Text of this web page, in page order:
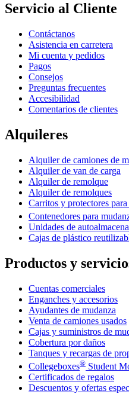
Servicio al Cliente
Contáctanos
Asistencia en carretera
Mi cuenta y pedidos
Pagos
Consejos
Preguntas frecuentes
Accesibilidad
Comentarios de clientes
Alquileres
Alquiler de camiones de
Alquiler de van de carga
Alquiler de remolque
Alquiler de remolques
Carritos y protectores
Contenedores para
Unidades de
Cajas de plástico
Productos y
Cuentas comerciales
Enganches y accesorios
Ayudantes de mudanza
Venta de camiones usados
Cajas y suministros de
Cobertura por daños
Tanques y recargas de
Collegeboxes® Student
Certificados de regalos
Descuentos y ofertas